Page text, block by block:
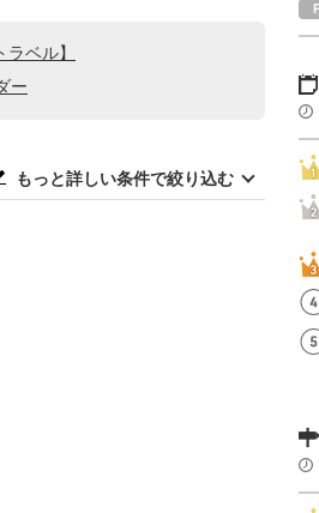
ベル】
ー
もっと詳しい条件で絞り込む